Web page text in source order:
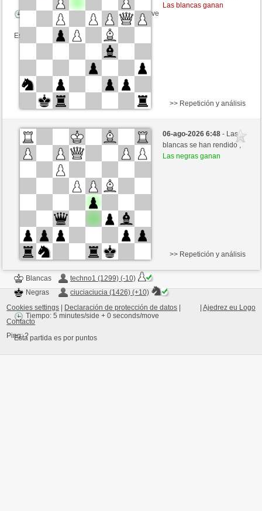
Tiempo: 5 minutes/side + 0 seconds/move
Esta partida es por puntos
Las blancas ganan
Blancas
SommerSigi (1453) (+15)
Negras
ciuciaciucia (1436) (-15)
Tiempo: 5 minutes/side + 0 seconds/move
Esta partida es por puntos
>> Repetición y análisis
06-ago-2026 6:48- Las
blancas se han rendido ,
Las negras ganan
Blancas
techno1 (1299) (-10)
Negras
ciuciaciucia (1426) (+10)
Tiempo: 5 minutes/side + 0 seconds/move
Esta partida es por puntos
>> Repetición y análisis
Ajedrez eu Logo
Cookies settings Declaración de protección de datos
Contacto
Ping:?